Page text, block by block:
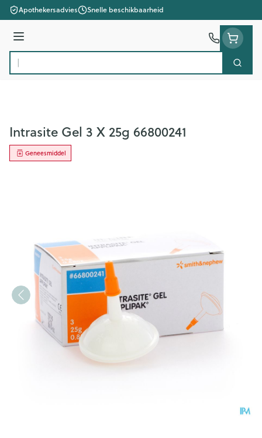
Ga naar de inhoud
Apothekersadvies Snelle beschikbaarheid
Menu
Product, merk, categorie...
Zoek
Intrasite Gel 3 X 25g 66800241
Geneesmiddel